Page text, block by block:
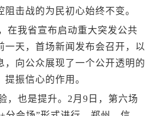
击战的为民初心始终不变。
在我省宣布启动重大突发公共
一天，首场新闻发布会召开，以
，向公众展现了一个公开透明的
振信心的作用。
，也是提升。2月9日，第六场